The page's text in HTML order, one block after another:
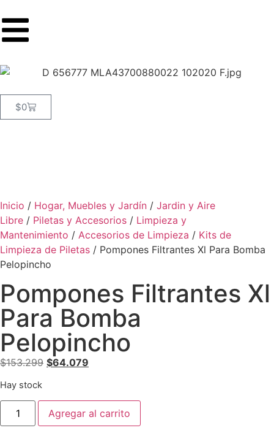
$0
Inicio / Hogar, Muebles y Jardín / Jardin y Aire
Libre / Piletas y Accesorios / Limpieza y
Mantenimiento / Accesorios de Limpieza / Kits de
Limpieza de Piletas / Pompones Filtrantes Xl Para Bomba
Pelopincho
Pompones Filtrantes Xl
Para Bomba
Pelopincho
$153.299 $64.079
Hay stock
Agregar al carrito